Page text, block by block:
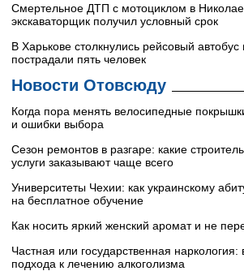
Смертельное ДТП с мотоциклом в
экскаваторщик получил условный срок
В Харькове столкнулись рейсовый автобус
пострадали пять человек
Новости Отовсюду
Когда пора менять велосипедные
и ошибки выбора
Сезон ремонтов в разгаре: какие
услуги заказывают чаще всего
Университеты Чехии: как украинскому
на бесплатное обучение
Как носить яркий женский аромат и не
Частная или государственная наркология:
подхода к лечению алкоголизма